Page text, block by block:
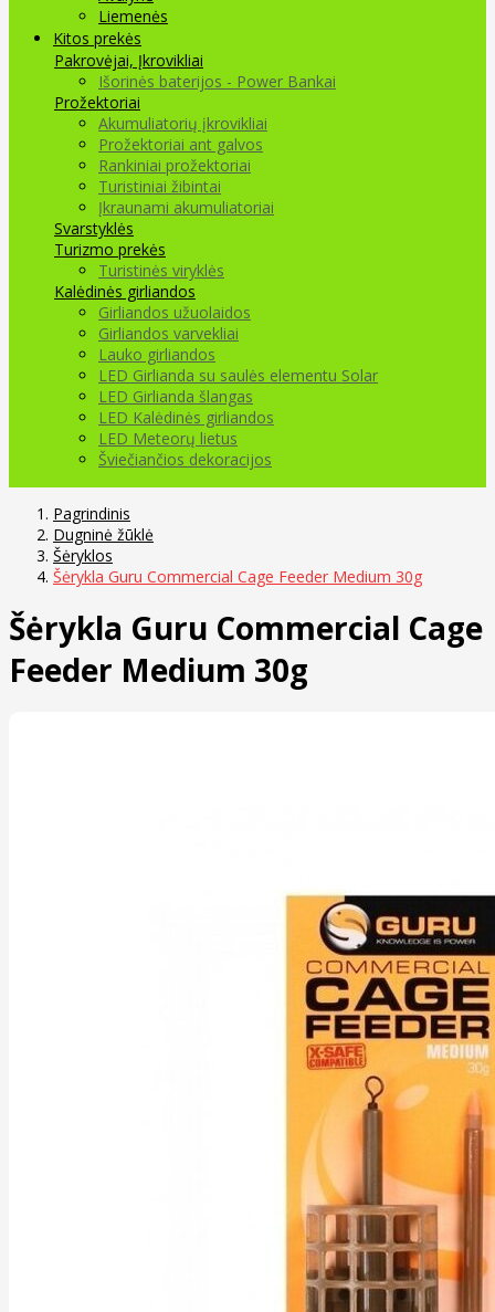
Liemenės
Kitos prekės
Pakrovėjai, Įkrovikliai
Išorinės baterijos - Power Bankai
Prožektoriai
Akumuliatorių įkrovikliai
Prožektoriai ant galvos
Rankiniai prožektoriai
Turistiniai žibintai
Įkraunami akumuliatoriai
Svarstyklės
Turizmo prekės
Turistinės viryklės
Kalėdinės girliandos
Girliandos užuolaidos
Girliandos varvekliai
Lauko girliandos
LED Girlianda su saulės elementu Solar
LED Girlianda šlangas
LED Kalėdinės girliandos
LED Meteorų lietus
Šviečiančios dekoracijos
Pagrindinis
Dugninė žūklė
Šėryklos
Šėrykla Guru Commercial Cage Feeder Medium 30g
Šėrykla Guru Commercial Cage
Feeder Medium 30g